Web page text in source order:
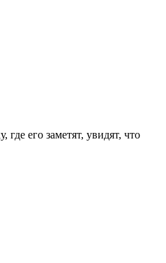
его заметят, увидят, что